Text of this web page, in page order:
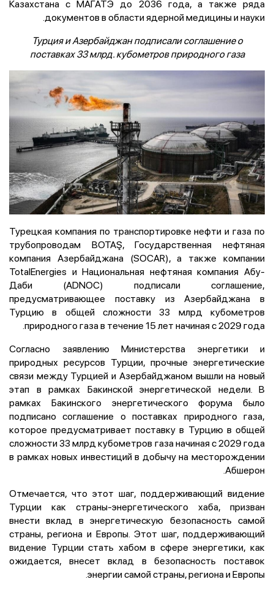
Казахстана с МАГАТЭ до 2036 года, а также ряда
документов в области ядерной медицины и науки.
Турция и Азербайджан подписали соглашение о
поставках 33 млрд. кубометров природного газа
Турецкая компания по транспортировке нефти и газа по
трубопроводам BOTAŞ, Государственная нефтяная
компания Азербайджана (SOCAR), а также компании
TotalEnergies и Национальная нефтяная компания Абу-
Даби (ADNOC) подписали соглашение,
предусматривающее поставку из Азербайджана в
Турцию в общей сложности 33 млрд кубометров
природного газа в течение 15 лет начиная с 2029 года.
Согласно заявлению Министерства энергетики и
природных ресурсов Турции, прочные энергетические
связи между Турцией и Азербайджаном вышли на новый
этап в рамках Бакинской энергетической недели. В
рамках Бакинского энергетического форума было
подписано соглашение о поставках природного газа,
которое предусматривает поставку в Турцию в общей
сложности 33 млрд кубометров газа начиная с 2029 года
в рамках новых инвестиций в добычу на месторождении
Абшерон.
Отмечается, что этот шаг, поддерживающий видение
Турции как страны-энергетического хаба, призван
внести вклад в энергетическую безопасность самой
страны, региона и Европы. Этот шаг, поддерживающий
видение Турции стать хабом в сфере энергетики, как
ожидается, внесет вклад в безопасность поставок
энергии самой страны, региона и Европы.